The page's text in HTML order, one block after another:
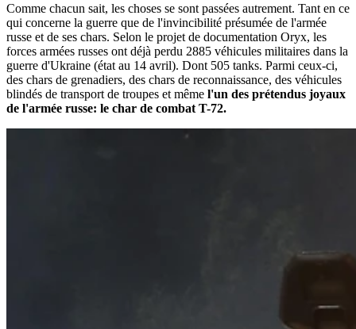
Comme chacun sait, les choses se sont passées autrement. Tant en ce
qui concerne la guerre que de l'invincibilité présumée de l'armée
russe et de ses chars. Selon le projet de documentation Oryx, les
forces armées russes ont déjà perdu 2885 véhicules militaires dans la
guerre d'Ukraine (état au 14 avril). Dont 505 tanks. Parmi ceux-ci,
des chars de grenadiers, des chars de reconnaissance, des véhicules
blindés de transport de troupes et même l'un des prétendus joyaux
de l'armée russe: le char de combat T-72.